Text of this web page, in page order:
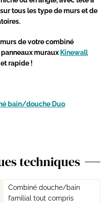
tous les type de murs et de
de votre combiné
muraux Kinewall
rapide !
bain/douche Duo.
techniques
Combiné douche/bain
familial tout compris